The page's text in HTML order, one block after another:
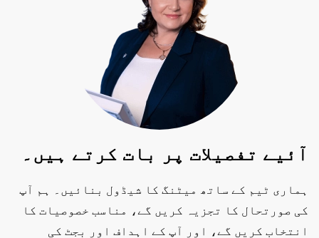
آئیے تفصیلات پر بات کرتے ہیں۔
ہماری ٹیم کے ساتھ میٹنگ کا شیڈول بنائیں۔ ہم آپ
کی صورتحال کا تجزیہ کریں گے، مناسب خصوصیات کا
انتخاب کریں گے، اور آپ کے اہداف اور بجٹ کی